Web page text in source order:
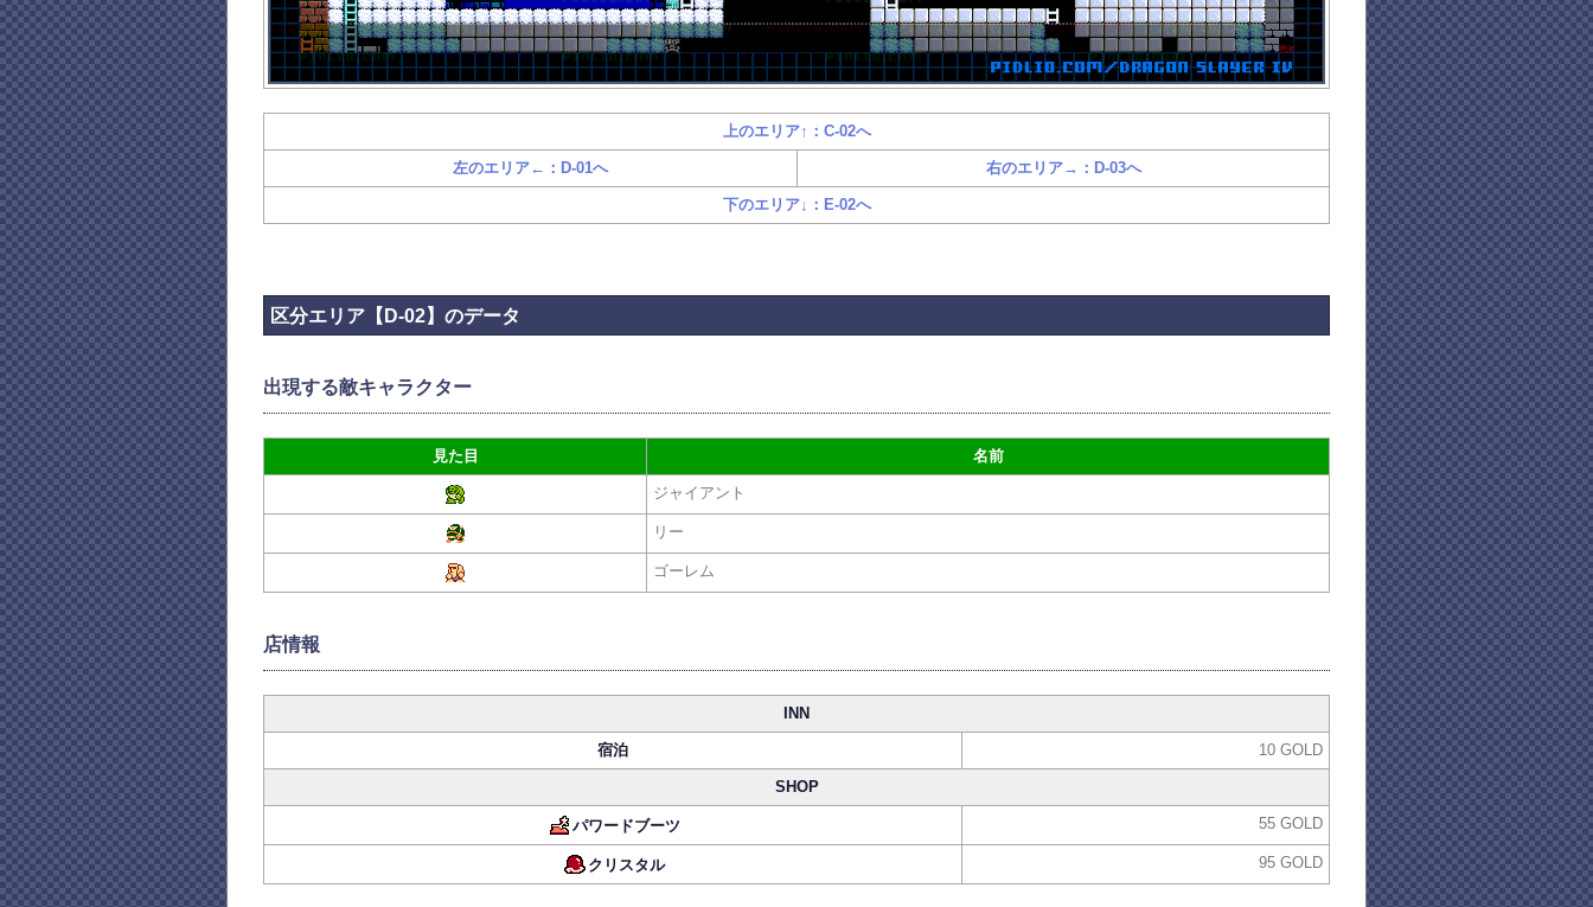
上のエリア↑：C-02へ
左のエリア←：D-01へ 右のエリア→：D-03へ
下のエリア↓：E-02へ
区分エリア【D-02】のデータ
出現する敵キャラクター
見た目 名前
ジャイアント
リー
ゴーレム
店情報
INN
宿泊 10 GOLD
SHOP
パワードブーツ 55 GOLD
クリスタル 95 GOLD